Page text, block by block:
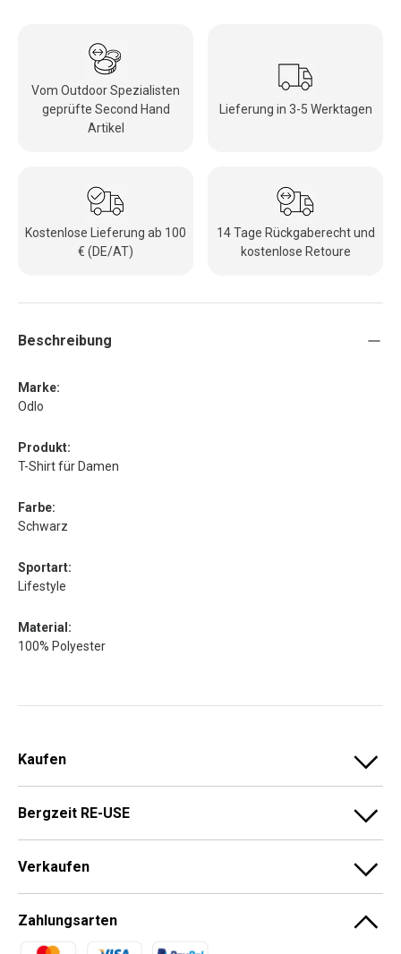
Vom Outdoor Spezialisten
geprüfte Second Hand
Artikel
Lieferung in 3-5 Werktagen
Kostenlose Lieferung ab 100
€ (DE/AT)
14 Tage Rückgaberecht und
kostenlose Retoure
Beschreibung
Marke:
Odlo
Produkt:
T-Shirt für Damen
Farbe:
Schwarz
Sportart:
Lifestyle
Material:
100% Polyester
Kaufen
Bergzeit RE-USE
Verkaufen
Zahlungsarten
Zahlungsmethoden